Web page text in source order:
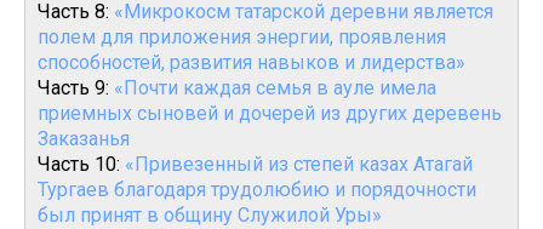
Часть 8: «Микрокосм татарской деревни является
полем для приложения энергии, проявления
способностей, развития навыков и лидерства»
Часть 9: «Почти каждая семья в ауле имела
приемных сыновей и дочерей из других деревень
Заказанья
Часть 10: «Привезенный из степей казах Атагай
Тургаев благодаря трудолюбию и порядочности
был принят в общину Служилой Уры»